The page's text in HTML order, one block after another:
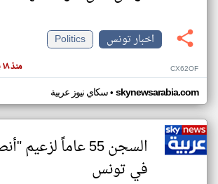
اخبار تونس
Politics
منذ ١٨ يوم CX62OF
سكاي نيوز عربية• skynewsarabia.com
السجن 55 عاماً
في تونس